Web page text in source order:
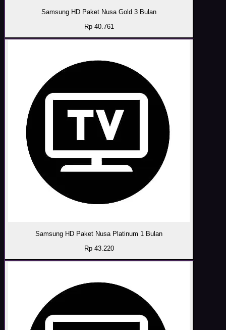
Samsung HD Paket Nusa Gold 3 Bulan
Rp 40.761
Samsung HD Paket Nusa Platinum 1 Bulan
Rp 43.220